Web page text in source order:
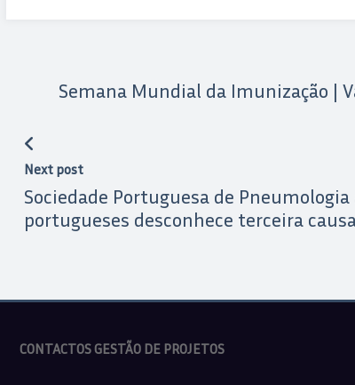
Semana Mundial da Imunização |
Next post
Sociedade Portuguesa de
portugueses desconhece terceira
CONTACTOS GESTÃO DE PROJETOS